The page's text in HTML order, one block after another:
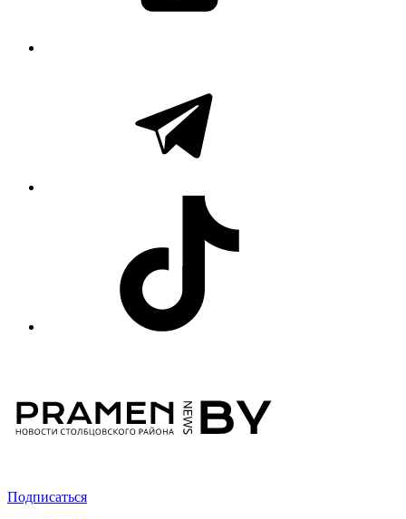
Подписаться